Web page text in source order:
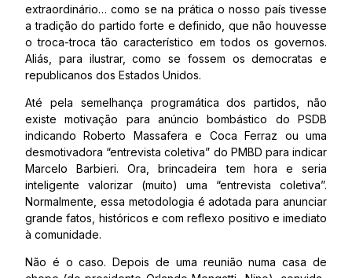
extraordinário… como se na prática o nosso país tivesse
a tradição do partido forte e definido, que não houvesse
o troca-troca tão característico em todos os governos.
Aliás, para ilustrar, como se fossem os democratas e
republicanos dos Estados Unidos.
Até pela semelhança programática dos partidos, não
existe motivação para anúncio bombástico do PSDB
indicando Roberto Massafera e Coca Ferraz ou uma
desmotivadora “entrevista coletiva” do PMBD para indicar
Marcelo Barbieri. Ora, brincadeira tem hora e seria
inteligente valorizar (muito) uma “entrevista coletiva”.
Normalmente, essa metodologia é adotada para anunciar
grande fatos, históricos e com reflexo positivo e imediato
à comunidade.
Não é o caso. Depois de uma reunião numa casa de